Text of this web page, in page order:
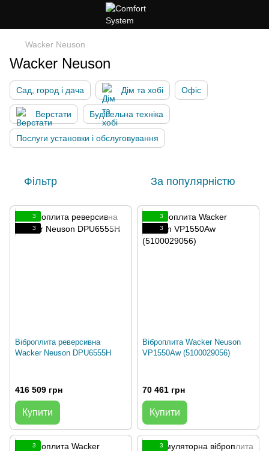
Wacker Neuson
Wacker Neuson
Сад, город і дача Дім та хобі Офіс
Верстати Будівельна техніка
Послуги установки і обслуговування
Фільтр За популярністю
3
3
Віброплита реверсивна
Wacker Neuson DPU6555H
416 509 грн
Купити
3
3
Віброплита Wacker Neuson
VP1550Aw (5100029056)
70 461 грн
Купити
3
3